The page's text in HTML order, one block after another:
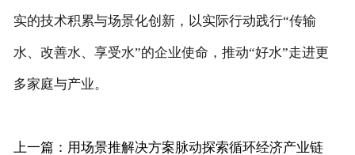
实的技术积累与场景化创新，以实际行动践行“传输
水、改善水、享受水”的企业使命，推动“好水”走进更
多家庭与产业。
上一篇：用场景推解决方案脉动探索循环经济产业链